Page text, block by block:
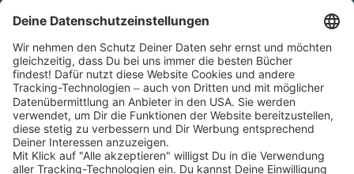
Partnerprogramm (Affiliate)
Folge uns auf